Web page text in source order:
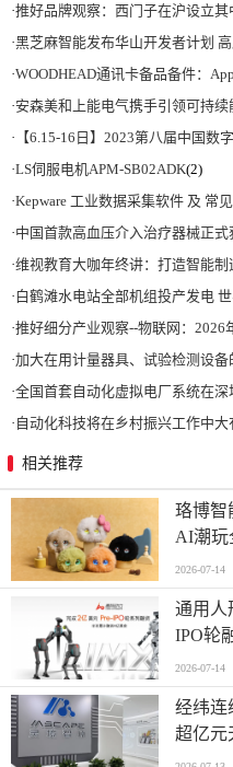
·推好品牌观察：西门子在沪设立其
·黑芝麻智能发布华山开发者计划
·WOODHEAD通讯卡备品备件：Applicom
·安森美和上能电气携手引领可持续能源应用的发展 两家公司
· 【6.15-16日】2023第八届中国数
·LS伺服电机APM-SB02ADK(2)
·Kepware 工业数据采集软件 及 常
·中国首款高血压介入治疗器械正式
·维视教育大咖年终讲：打造智能制
·白鹤滩水电站全部机组投产发电 世界最大清洁能源走廊全面建成|
·推好细分产业观察--物联网：2026年中国物联网市场规模
·加大在用计量器具、试验检测设备的自动化、数字化改造力度|
·全国首套自动化虚拟电厂系统在深圳试
· 自动化科技将在乡村振兴工作中大有作为|《关
相关推荐
珞博智
AI潮玩
2026-07-14
通用人
IPO轮
2026-07-14
经纬连
超亿元